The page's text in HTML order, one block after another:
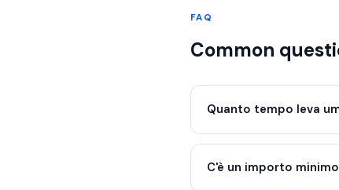
FAQ
Common
Quanto tempo leva
C'è un importo